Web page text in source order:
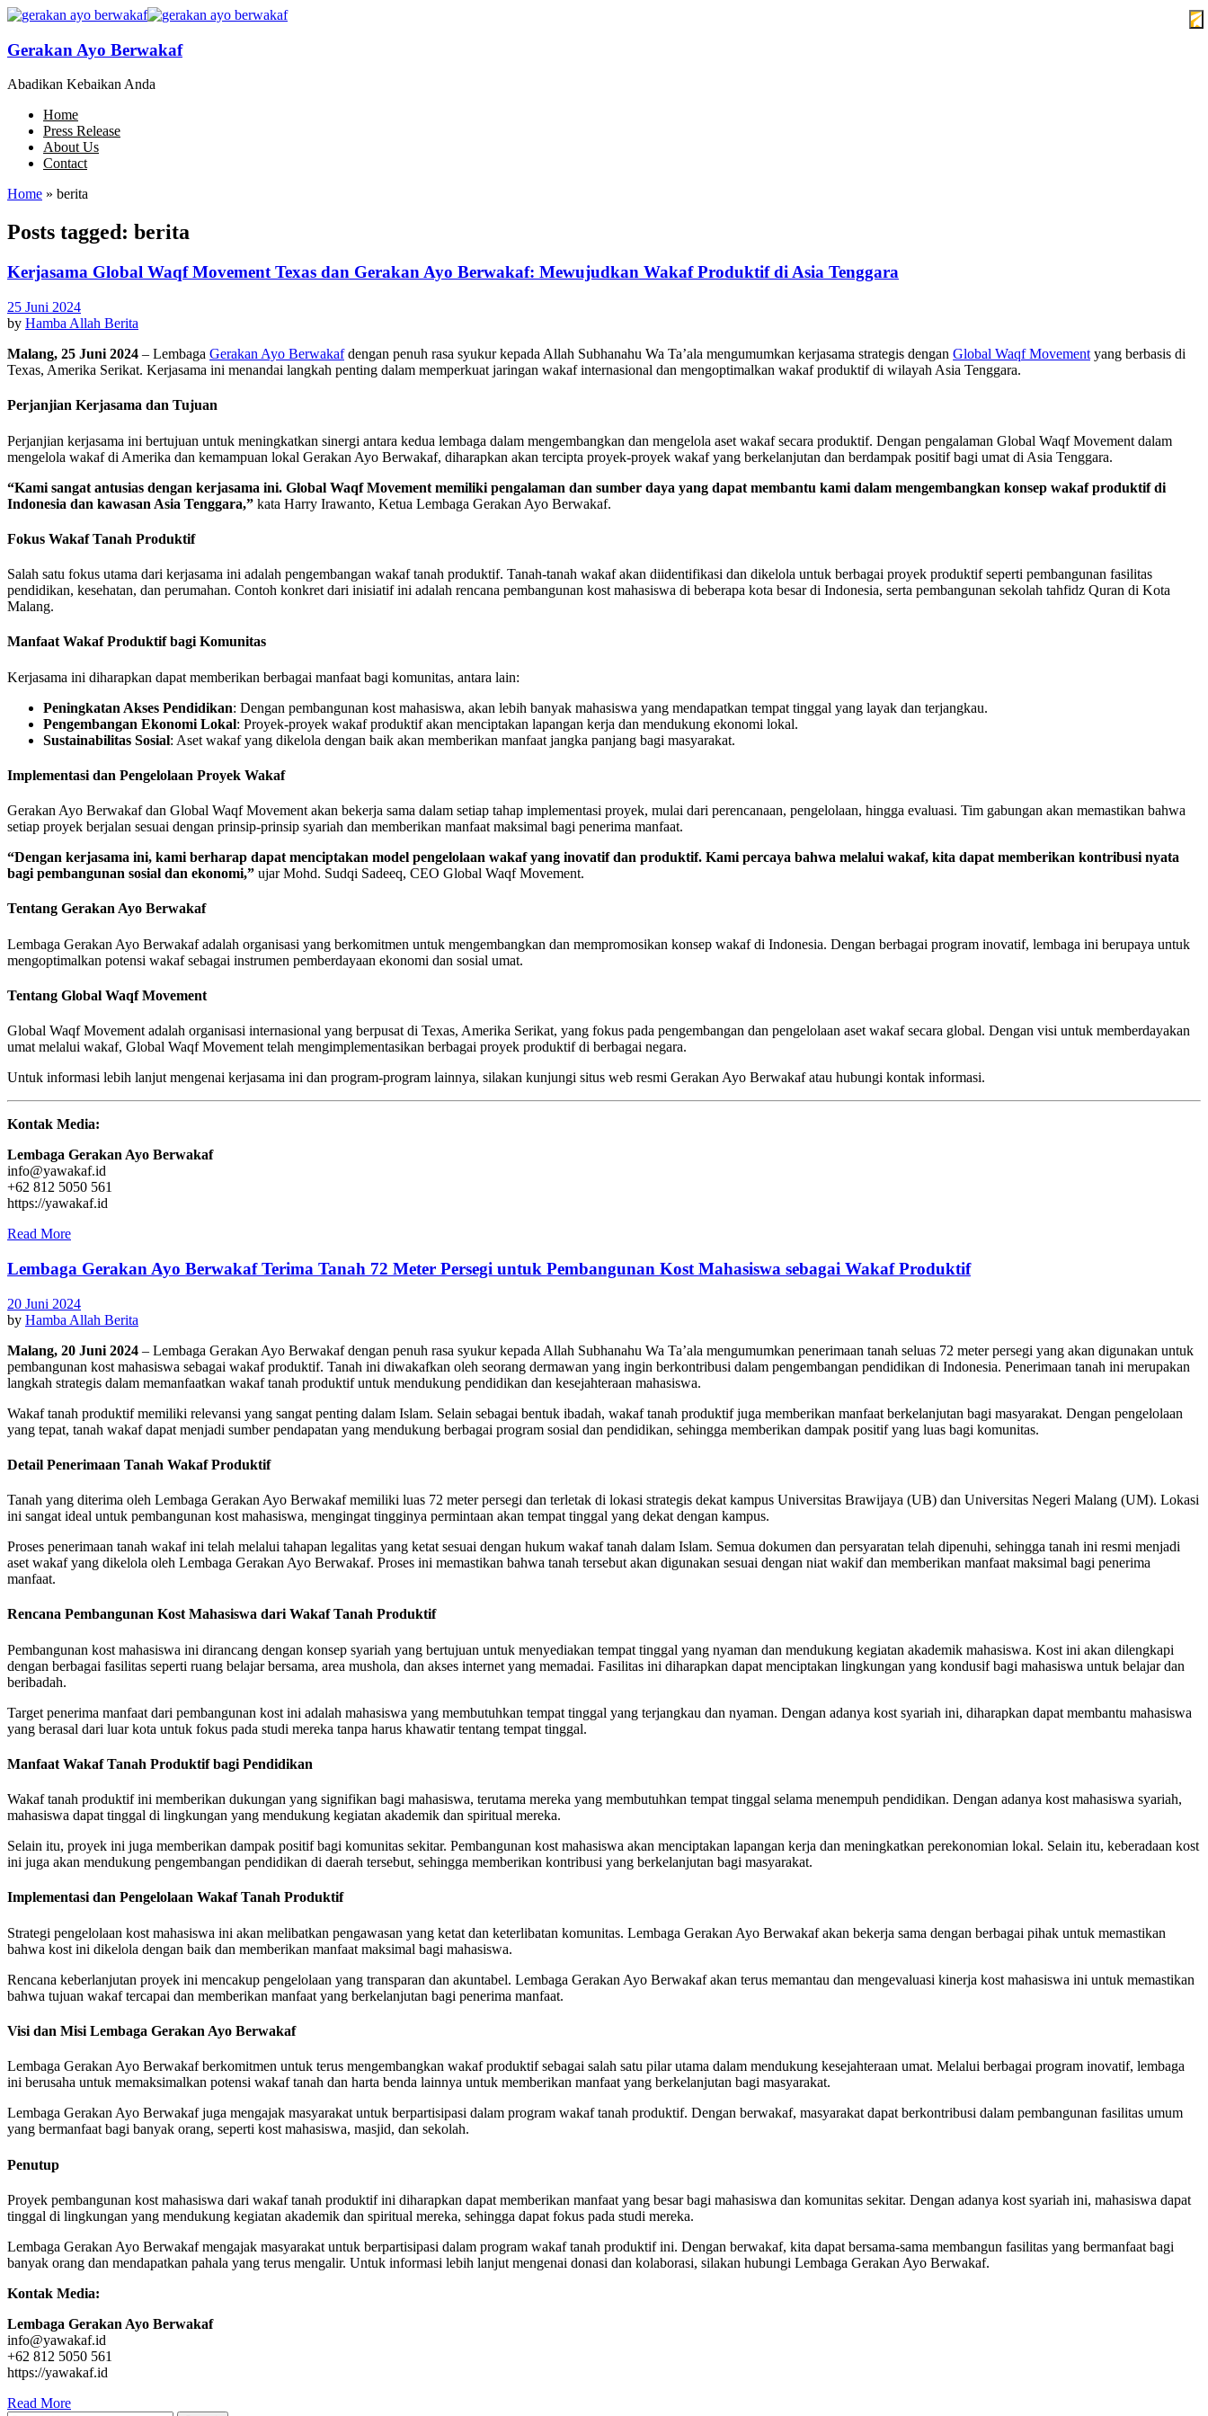
Gerakan Ayo Berwakaf
Abadikan Kebaikan Anda
Home
Press Release
About Us
Contact
Home » berita
Posts tagged: berita
Kerjasama Global Waqf Movement Texas dan Gerakan Ayo Berwakaf: Mewujudkan Wakaf Produktif di Asia Tenggara
25 Juni 2024
by Hamba Allah Berita
Malang, 25 Juni 2024 – Lembaga Gerakan Ayo Berwakafdengan penuh rasa syukur kepada Allah Subhanahu Wa Ta’ala mengumumkan kerjasama strategis dengan Global Waqf Movement yang berbasis di
Texas, Amerika Serikat. Kerjasama ini menandai langkah penting dalam memperkuat jaringan wakaf internasional dan mengoptimalkan wakaf produktif di wilayah Asia Tenggara.
Perjanjian Kerjasama dan Tujuan
Perjanjian kerjasama ini bertujuan untuk meningkatkan sinergi antara kedua lembaga dalam mengembangkan dan mengelola aset wakaf secara produktif. Dengan pengalaman Global Waqf Movement dalam
mengelola wakaf di Amerika dan kemampuan lokal Gerakan Ayo Berwakaf, diharapkan akan tercipta proyek-proyek wakaf yang berkelanjutan dan berdampak positif bagi umat di Asia Tenggara.
“Kami sangat antusias dengan kerjasama ini. Global Waqf Movement memiliki pengalaman dan sumber daya yang dapat membantu kami dalam mengembangkan konsep wakaf produktif di
Indonesia dan kawasan Asia Tenggara,” kata Harry Irawanto, Ketua Lembaga Gerakan Ayo Berwakaf.
Fokus Wakaf Tanah Produktif
Salah satu fokus utama dari kerjasama ini adalah pengembangan wakaf tanah produktif. Tanah-tanah wakaf akan diidentifikasi dan dikelola untuk berbagai proyek produktif seperti pembangunan fasilitas
pendidikan, kesehatan, dan perumahan. Contoh konkret dari inisiatif ini adalah rencana pembangunan kost mahasiswa di beberapa kota besar di Indonesia, serta pembangunan sekolah tahfidz Quran di Kota
Malang.
Manfaat Wakaf Produktif bagi Komunitas
Kerjasama ini diharapkan dapat memberikan berbagai manfaat bagi komunitas, antara lain:
Peningkatan Akses Pendidikan: Dengan pembangunan kost mahasiswa, akan lebih banyak mahasiswa yang mendapatkan tempat tinggal yang layak dan terjangkau.
Pengembangan Ekonomi Lokal: Proyek-proyek wakaf produktif akan menciptakan lapangan kerja dan mendukung ekonomi lokal.
Sustainabilitas Sosial: Aset wakaf yang dikelola dengan baik akan memberikan manfaat jangka panjang bagi masyarakat.
Implementasi dan Pengelolaan Proyek Wakaf
Gerakan Ayo Berwakaf dan Global Waqf Movement akan bekerja sama dalam setiap tahap implementasi proyek, mulai dari perencanaan, pengelolaan, hingga evaluasi. Tim gabungan akan memastikan bahwa
setiap proyek berjalan sesuai dengan prinsip-prinsip syariah dan memberikan manfaat maksimal bagi penerima manfaat.
“Dengan kerjasama ini, kami berharap dapat menciptakan model pengelolaan wakaf yang inovatif dan produktif. Kami percaya bahwa melalui wakaf, kita dapat memberikan kontribusi nyata
bagi pembangunan sosial dan ekonomi,” ujar Mohd. Sudqi Sadeeq, CEO Global Waqf Movement.
Tentang Gerakan Ayo Berwakaf
Lembaga Gerakan Ayo Berwakaf adalah organisasi yang berkomitmen untuk mengembangkan dan mempromosikan konsep wakaf di Indonesia. Dengan berbagai program inovatif, lembaga ini berupaya untuk
mengoptimalkan potensi wakaf sebagai instrumen pemberdayaan ekonomi dan sosial umat.
Tentang Global Waqf Movement
Global Waqf Movement adalah organisasi internasional yang berpusat di Texas, Amerika Serikat, yang fokus pada pengembangan dan pengelolaan aset wakaf secara global. Dengan visi untuk memberdayakan
umat melalui wakaf, Global Waqf Movement telah mengimplementasikan berbagai proyek produktif di berbagai negara.
Untuk informasi lebih lanjut mengenai kerjasama ini dan program-program lainnya, silakan kunjungi situs web resmi Gerakan Ayo Berwakaf atau hubungi kontak informasi.
Kontak Media:
Lembaga Gerakan Ayo Berwakaf
info@yawakaf.id
+62 812 5050 561
https://yawakaf.id
Read More
Lembaga Gerakan Ayo Berwakaf Terima Tanah 72 Meter Persegi untuk Pembangunan Kost Mahasiswa sebagai Wakaf Produktif
20 Juni 2024
by Hamba Allah Berita
Malang, 20 Juni 2024 – Lembaga Gerakan Ayo Berwakaf dengan penuh rasa syukur kepada Allah Subhanahu Wa Ta’ala mengumumkan penerimaan tanah seluas 72 meter persegi yang akan digunakan untuk
pembangunan kost mahasiswa sebagai wakaf produktif. Tanah ini diwakafkan oleh seorang dermawan yang ingin berkontribusi dalam pengembangan pendidikan di Indonesia. Penerimaan tanah ini merupakan
langkah strategis dalam memanfaatkan wakaf tanah produktif untuk mendukung pendidikan dan kesejahteraan mahasiswa.
Wakaf tanah produktif memiliki relevansi yang sangat penting dalam Islam. Selain sebagai bentuk ibadah, wakaf tanah produktif juga memberikan manfaat berkelanjutan bagi masyarakat. Dengan pengelolaan
yang tepat, tanah wakaf dapat menjadi sumber pendapatan yang mendukung berbagai program sosial dan pendidikan, sehingga memberikan dampak positif yang luas bagi komunitas.
Detail Penerimaan Tanah Wakaf Produktif
Tanah yang diterima oleh Lembaga Gerakan Ayo Berwakaf memiliki luas 72 meter persegi dan terletak di lokasi strategis dekat kampus Universitas Brawijaya (UB) dan Universitas Negeri Malang (UM). Lokasi
ini sangat ideal untuk pembangunan kost mahasiswa, mengingat tingginya permintaan akan tempat tinggal yang dekat dengan kampus.
Proses penerimaan tanah wakaf ini telah melalui tahapan legalitas yang ketat sesuai dengan hukum wakaf tanah dalam Islam. Semua dokumen dan persyaratan telah dipenuhi, sehingga tanah ini resmi menjadi
aset wakaf yang dikelola oleh Lembaga Gerakan Ayo Berwakaf. Proses ini memastikan bahwa tanah tersebut akan digunakan sesuai dengan niat wakif dan memberikan manfaat maksimal bagi penerima
manfaat.
Rencana Pembangunan Kost Mahasiswa dari Wakaf Tanah Produktif
Pembangunan kost mahasiswa ini dirancang dengan konsep syariah yang bertujuan untuk menyediakan tempat tinggal yang nyaman dan mendukung kegiatan akademik mahasiswa. Kost ini akan dilengkapi
dengan berbagai fasilitas seperti ruang belajar bersama, area mushola, dan akses internet yang memadai. Fasilitas ini diharapkan dapat menciptakan lingkungan yang kondusif bagi mahasiswa untuk belajar dan
beribadah.
Target penerima manfaat dari pembangunan kost ini adalah mahasiswa yang membutuhkan tempat tinggal yang terjangkau dan nyaman. Dengan adanya kost syariah ini, diharapkan dapat membantu mahasiswa
yang berasal dari luar kota untuk fokus pada studi mereka tanpa harus khawatir tentang tempat tinggal.
Manfaat Wakaf Tanah Produktif bagi Pendidikan
Wakaf tanah produktif ini memberikan dukungan yang signifikan bagi mahasiswa, terutama mereka yang membutuhkan tempat tinggal selama menempuh pendidikan. Dengan adanya kost mahasiswa syariah,
mahasiswa dapat tinggal di lingkungan yang mendukung kegiatan akademik dan spiritual mereka.
Selain itu, proyek ini juga memberikan dampak positif bagi komunitas sekitar. Pembangunan kost mahasiswa akan menciptakan lapangan kerja dan meningkatkan perekonomian lokal. Selain itu, keberadaan kost
ini juga akan mendukung pengembangan pendidikan di daerah tersebut, sehingga memberikan kontribusi yang berkelanjutan bagi masyarakat.
Implementasi dan Pengelolaan Wakaf Tanah Produktif
Strategi pengelolaan kost mahasiswa ini akan melibatkan pengawasan yang ketat dan keterlibatan komunitas. Lembaga Gerakan Ayo Berwakaf akan bekerja sama dengan berbagai pihak untuk memastikan
bahwa kost ini dikelola dengan baik dan memberikan manfaat maksimal bagi mahasiswa.
Rencana keberlanjutan proyek ini mencakup pengelolaan yang transparan dan akuntabel. Lembaga Gerakan Ayo Berwakaf akan terus memantau dan mengevaluasi kinerja kost mahasiswa ini untuk memastikan
bahwa tujuan wakaf tercapai dan memberikan manfaat yang berkelanjutan bagi penerima manfaat.
Visi dan Misi Lembaga Gerakan Ayo Berwakaf
Lembaga Gerakan Ayo Berwakaf berkomitmen untuk terus mengembangkan wakaf produktif sebagai salah satu pilar utama dalam mendukung kesejahteraan umat. Melalui berbagai program inovatif, lembaga
ini berusaha untuk memaksimalkan potensi wakaf tanah dan harta benda lainnya untuk memberikan manfaat yang berkelanjutan bagi masyarakat.
Lembaga Gerakan Ayo Berwakaf juga mengajak masyarakat untuk berpartisipasi dalam program wakaf tanah produktif. Dengan berwakaf, masyarakat dapat berkontribusi dalam pembangunan fasilitas umum
yang bermanfaat bagi banyak orang, seperti kost mahasiswa, masjid, dan sekolah.
Penutup
Proyek pembangunan kost mahasiswa dari wakaf tanah produktif ini diharapkan dapat memberikan manfaat yang besar bagi mahasiswa dan komunitas sekitar. Dengan adanya kost syariah ini, mahasiswa dapat
tinggal di lingkungan yang mendukung kegiatan akademik dan spiritual mereka, sehingga dapat fokus pada studi mereka.
Lembaga Gerakan Ayo Berwakaf mengajak masyarakat untuk berpartisipasi dalam program wakaf tanah produktif ini. Dengan berwakaf, kita dapat bersama-sama membangun fasilitas yang bermanfaat bagi
banyak orang dan mendapatkan pahala yang terus mengalir. Untuk informasi lebih lanjut mengenai donasi dan kolaborasi, silakan hubungi Lembaga Gerakan Ayo Berwakaf.
Kontak Media:
Lembaga Gerakan Ayo Berwakaf
info@yawakaf.id
+62 812 5050 561
https://yawakaf.id
Read More